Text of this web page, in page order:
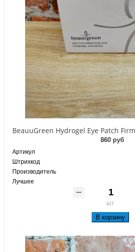
860 руб
Артикул
Штрихкод
Производитель
Лучшее
шт
В корзину